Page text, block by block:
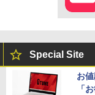
Special Site
お
「